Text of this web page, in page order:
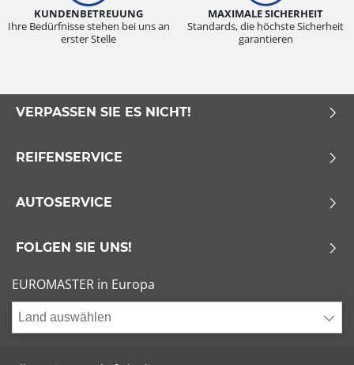
KUNDENBETREUUNG
Ihre Bedürfnisse stehen bei uns an
erster Stelle
MAXIMALE SICHERHEIT
Standards, die höchste Sicherheit
garantieren
VERPASSEN SIE ES NICHT!
REIFENSERVICE
AUTOSERVICE
FOLGEN SIE UNS!
EUROMASTER in Europa
Land auswählen